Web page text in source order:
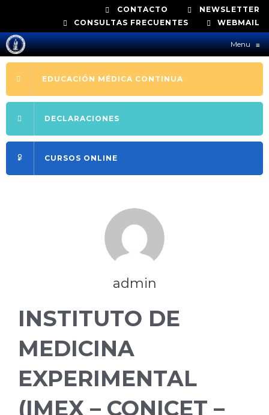
CONTACTO
NEWSLETTER
CONSULTAS FRECUENTES
WEBMAIL
Menu≡
EDUCACIÓN MÉDICA CONTINUA
DECLARACIONES
CURSOS ONLINE
admin
INSTITUTO DE
MEDICINA
EXPERIMENTAL
(IMEX – CONICET –